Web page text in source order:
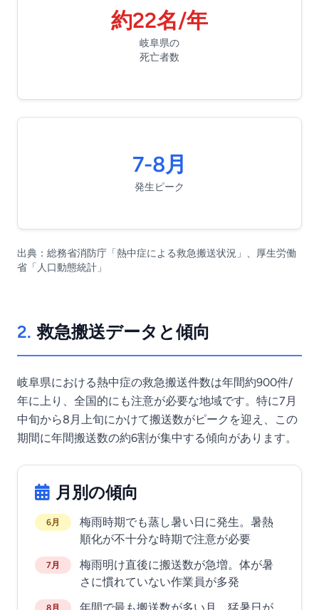
約22名/年
岐阜県の
死亡者数
7-8月
発生ピーク
出典：総務省消防庁「熱中症による救急搬送状況」、厚生労働
省「人口動態統計」
2. 救急搬送データと傾向
岐阜県における熱中症の救急搬送件数は年間約900件/
年に上り、全国的にも注意が必要な地域です。特に7月
中旬から8月上旬にかけて搬送数がピークを迎え、この
期間に年間搬送数の約6割が集中する傾向があります。
月別の傾向
6月
梅雨時期でも蒸し暑い日に発生。暑熱
順化が不十分な時期で注意が必要
7月
梅雨明け直後に搬送数が急増。体が暑
さに慣れていない作業員が多発
8月